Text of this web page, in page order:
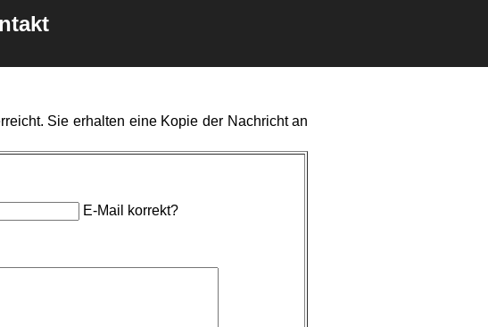
Sie erhalten eine Kopie der Nachricht an
E-Mail korrekt?